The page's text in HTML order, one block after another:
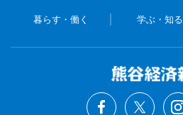
暮らす・働く 学ぶ・知る